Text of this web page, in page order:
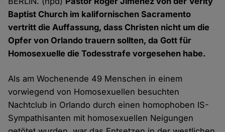
Baptist Church im kalifornischen Sacramento
vertritt die Auffassung, dass Christen nicht um die
Opfer von Orlando trauern sollten, da Gott für
Homosexuelle die Todesstrafe vorgesehen habe.
Als am Wochenende 49 Menschen in einem
vorwiegend von Homosexuellen besuchten
Nachtclub in Orlando durch einen homophoben IS-
Sympathisanten mit homosexuellen Neigungen